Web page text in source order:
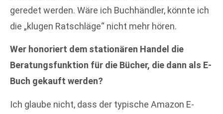
geredet werden. Wäre ich Buchhändler, könnte ich
die „klugen Ratschläge“ nicht mehr hören.
Wer honoriert dem stationären Handel die
Beratungsfunktion für die Bücher, die dann als E-
Buch gekauft werden?
Ich glaube nicht, dass der typische Amazon E-